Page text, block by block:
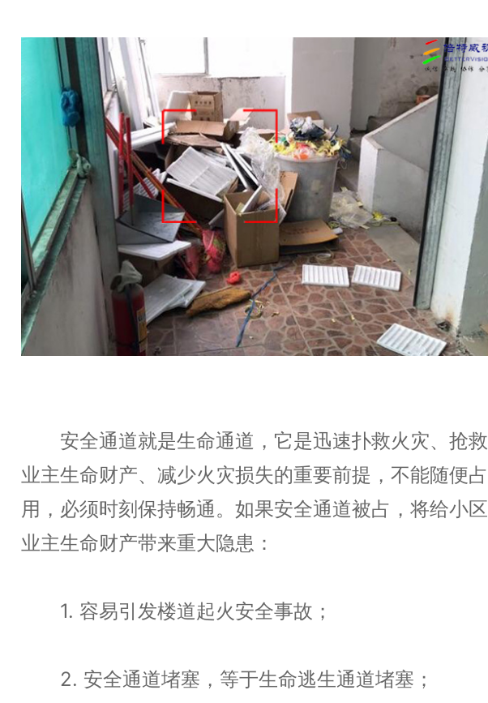
安全通道就是生命通道，它是迅速扑救火灾、抢救
业主生命财产、减少火灾损失的重要前提，不能随便占
用，必须时刻保持畅通。如果安全通道被占，将给小区
业主生命财产带来重大隐患：
1. 容易引发楼道起火安全事故；
2. 安全通道堵塞，等于生命逃生通道堵塞；